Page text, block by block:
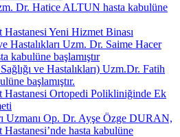
Dr. Hatice ALTUN hasta kabulüne
Yeni Hizmet Binası
Hastalıkları Uzm. Dr. Saime Hacer
kabulüne başlamıştır
ve Hastalıkları) Uzm.Dr. Fatih
başlamıştır.
Hastanesi Ortopedi Polikliniğinde Ek
Uzmanı Op. Dr. Ayşe Özge DURAN,
hasta kabulüne